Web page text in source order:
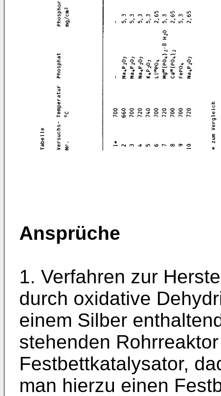
Ansprüche
1. Verfahren zur
durch oxidative
einem Silber
stehenden
Festbettkatalysator,
man hierzu einen